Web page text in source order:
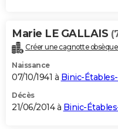
Marie LE GALLAIS
Créer une cagnotte
Naissance
07/10/1941 à Binic-
Décès
21/06/2014 à Binic-